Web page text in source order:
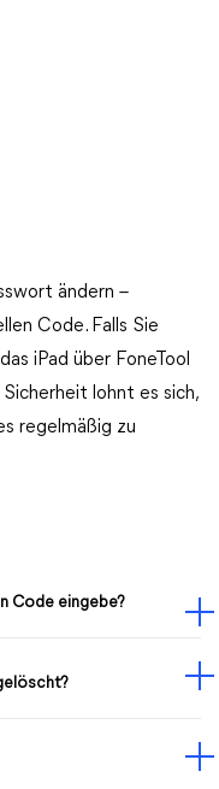
ändern –
Code. Falls Sie
iPad über FoneTool
lohnt es sich,
regelmäßig zu
Code eingebe?